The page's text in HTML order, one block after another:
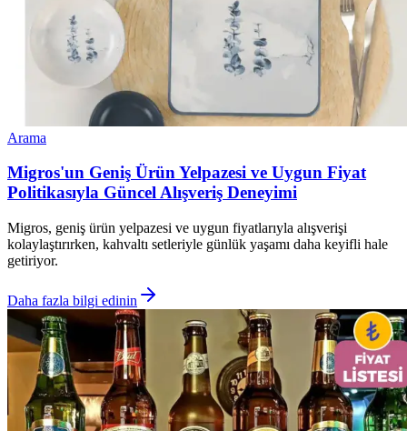
Arama
Migros'un Geniş Ürün Yelpazesi ve Uygun Fiyat
Politikasıyla Güncel Alışveriş Deneyimi
Migros, geniş ürün yelpazesi ve uygun fiyatlarıyla alışverişi
kolaylaştırırken, kahvaltı setleriyle günlük yaşamı daha keyifli hale
getiriyor.
Daha fazla bilgi edinin